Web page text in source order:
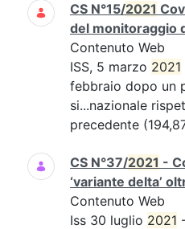
CS N°15/2021
del monitoraggio
Contenuto Web
ISS, 5 marzo 2021
febbraio dopo un
si...nazionale
precedente
CS N°37/2021 -
‘variante delta’
Contenuto Web
Iss 30 luglio 2021